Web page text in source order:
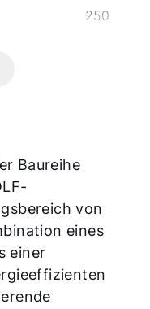
250
Baureihe
von
eines
einer